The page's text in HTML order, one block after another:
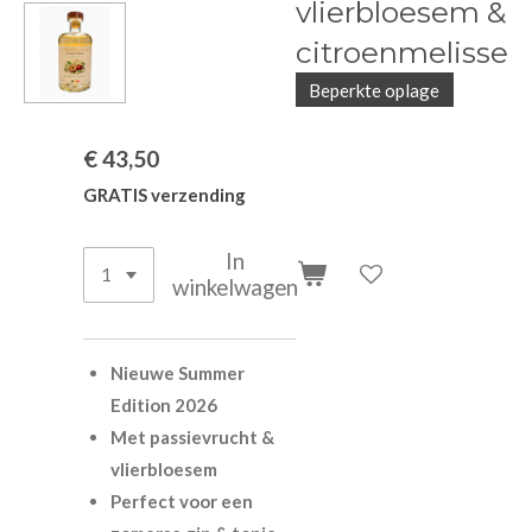
vlierbloesem &
citroenmelisse
Beperkte oplage
€ 43,50
GRATIS verzending
In
winkelwagen
Nieuwe Summer
Edition 2026
Met passievrucht &
vlierbloesem
Perfect voor een